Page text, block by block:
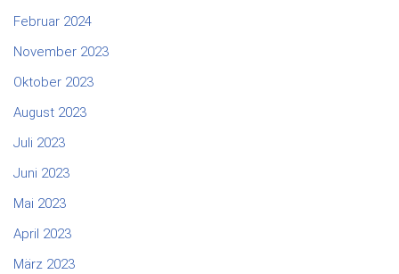
Februar 2024
November 2023
Oktober 2023
August 2023
Juli 2023
Juni 2023
Mai 2023
April 2023
März 2023